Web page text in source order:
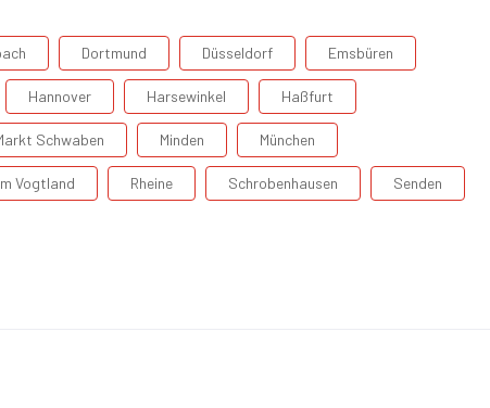
Dortmund Düsseldorf Emsbüren
Hannover Harsewinkel Haßfurt
Schwaben Minden München
Vogtland Rheine Schrobenhausen Senden